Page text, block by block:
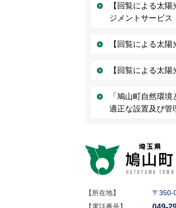
【回覧による太
ジメントサービス
【回覧による太
【回覧による太
「鳩山町自然環
適正な設置及び管
【所在地】
〒350-